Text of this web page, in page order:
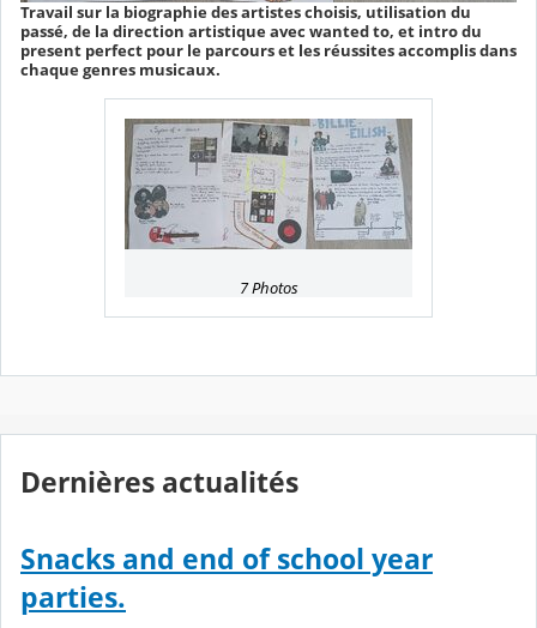
Travail sur la biographie des artistes choisis, utilisation du
passé, de la direction artistique avec wanted to, et intro du
present perfect pour le parcours et les réussites accomplis dans
chaque genres musicaux.
7 Photos
Dernières actualités
Snacks and end of school year
parties.